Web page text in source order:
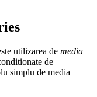
utilizarea de media
de
simplu de media